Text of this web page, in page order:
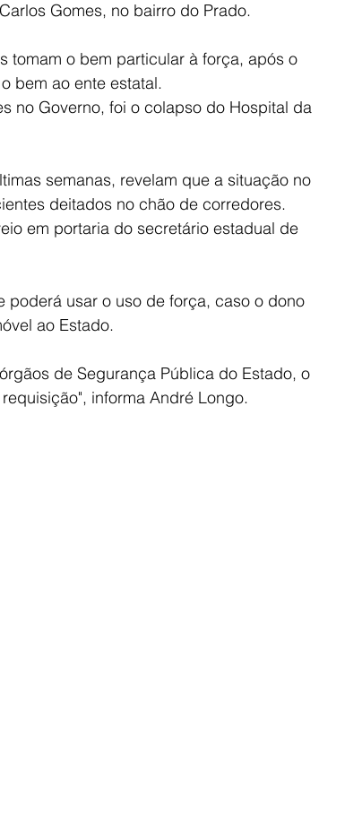
Gomes, no bairro do Prado.
tomam o bem particular à força, após o
bem ao ente estatal.
no Governo, foi o colapso do Hospital da
semanas, revelam que a situação no
deitados no chão de corredores.
em portaria do secretário estadual de
poderá usar o uso de força, caso o dono
ao Estado.
de Segurança Pública do Estado, o
informa André Longo.